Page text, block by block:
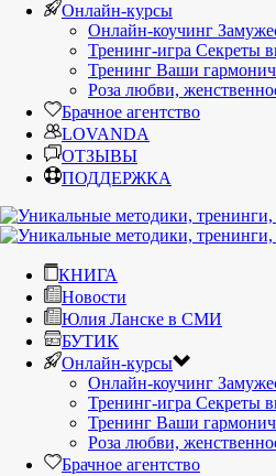
Онлайн-курсы
Онлайн-коучинг
Тренинг-игра Секреты
Тренинг Ваши
Роза любви,
Брачное агентство
LOVANDA
ОТЗЫВЫ
ПОДДЕРЖКА
КНИГА
Новости
Юлия Ланске в СМИ
БУТИК
Онлайн-курсы
Онлайн-коучинг
Тренинг-игра Секреты
Тренинг Ваши
Роза любви,
Брачное агентство